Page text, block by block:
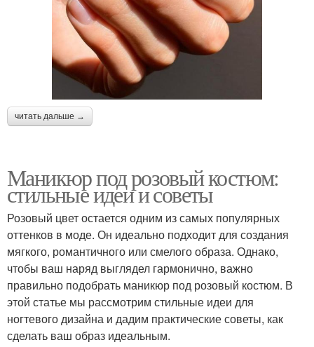
читать дальше →
Маникюр под розовый костюм:
стильные идеи и советы
Розовый цвет остается одним из самых популярных
оттенков в моде. Он идеально подходит для создания
мягкого, романтичного или смелого образа. Однако,
чтобы ваш наряд выглядел гармонично, важно
правильно подобрать маникюр под розовый костюм. В
этой статье мы рассмотрим стильные идеи для
ногтевого дизайна и дадим практические советы, как
сделать ваш образ идеальным.